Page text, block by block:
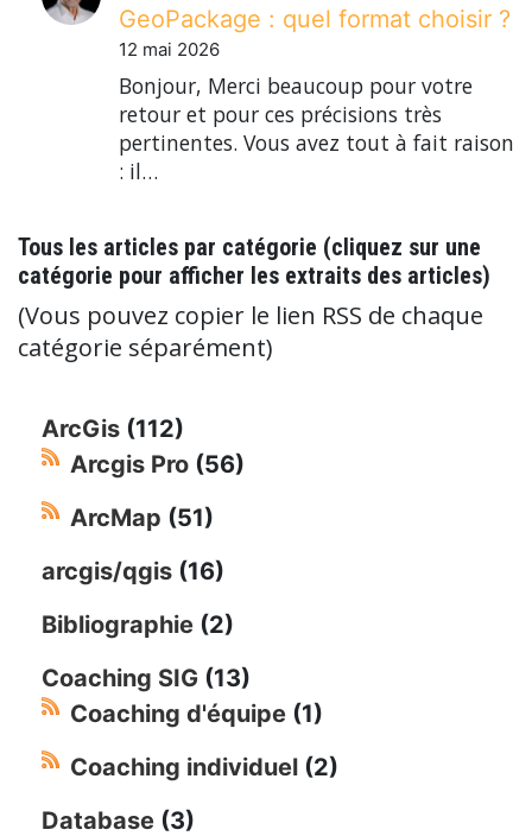
GeoPackage : quel format choisir ?
12 mai 2026
Bonjour, Merci beaucoup pour votre
retour et pour ces précisions très
pertinentes. Vous avez tout à fait raison
: il…
Tous les articles par catégorie (cliquez sur une
catégorie pour afficher les extraits des articles)
(Vous pouvez copier le lien RSS de chaque
catégorie séparément)
ArcGis (112)
Arcgis Pro (56)
ArcMap (51)
arcgis/qgis (16)
Bibliographie (2)
Coaching SIG (13)
Coaching d'équipe (1)
Coaching individuel (2)
Database (3)